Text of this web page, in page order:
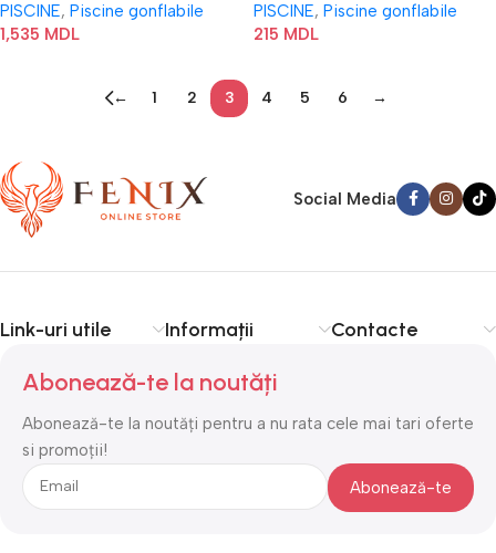
PISCINE, Piscine gonflabile
1,535 MDL
PISCINE, Piscine gonflabile
215 MDL
← 1 2 3 4 5 6 →
Social Media
Link-uri utile Informații Contacte
Abonează-te la noutăți
Abonează-te la noutăți pentru a nu rata cele mai tari oferte
si promoții!